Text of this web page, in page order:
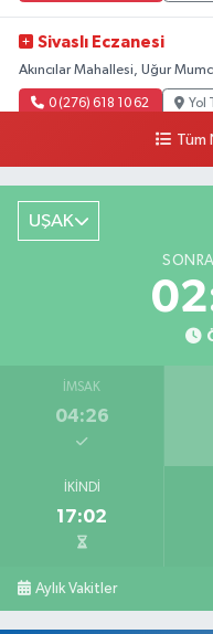
Sivaslı Eczanesi
Akıncılar Mahallesi, Uğur
0 (276) 618 10 62 Yol
Camikebir Mahallesi, Hürriyet
0 (276) 716 14 02
Barış Eczanesi
Konak Mahallesi, İnönü
Yol
Atatürk Mahallesi, 2. Saçma
Ege Hayat Eczanesi
Mehmet Akif Ersoy Mahallesi,
0 (276) 999 19 59
Tüm
UŞAK
İMSAK
04:26
İKINDI
17:02
Aylık Vakitler